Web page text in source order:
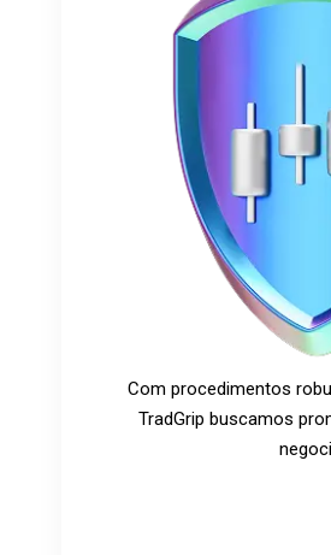
Com procedimentos
TradGrip buscamos